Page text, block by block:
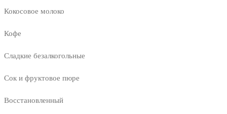
Кокосовое молоко
Кофе
Сладкие безалкогольные
Сок и фруктовое пюре
Восстановленный